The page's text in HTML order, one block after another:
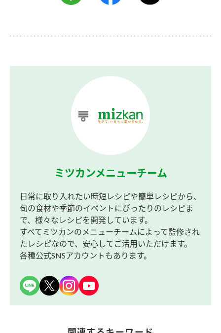
ミツカンメニューチーム
日常に取り入れたい時短レシピや簡単レシピから、
旬の食材や季節のイベントにぴったりのレシピま
で、様々なレシピを開発しています。
すべてミツカンのメニューチームによって監修され
たレシピなので、安心してご活用いただけます。
各種公式SNSアカウントもあります。